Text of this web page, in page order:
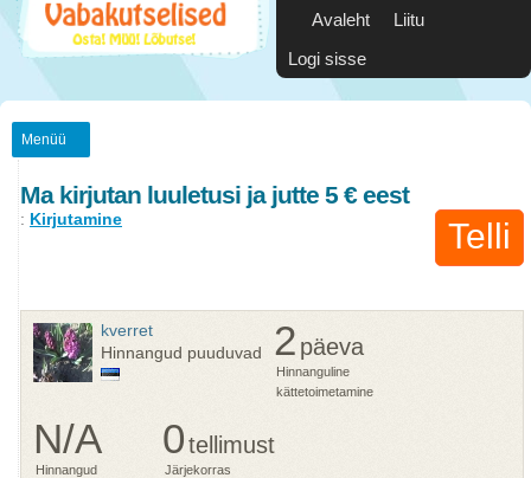
Avaleht
Liitu
Logi sisse
Menüü
Ma kirjutan luuletusi ja jutte 5 € eest
Telli
: Kirjutamine
kverret
Hinnangud puuduvad
2 päeva
Hinnanguline
kättetoimetamine
N/A
Hinnangud
0tellimust
Järjekorras